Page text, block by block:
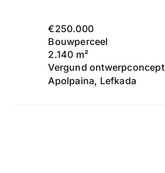
€250.000
Bouwperceel
2.140 m²
Vergund ontwerpconcept
Apolpaina, Lefkada